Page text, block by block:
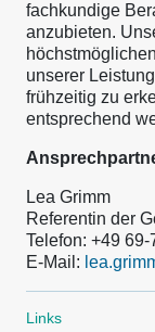
fachkundige
anzubieten.
unserer
frühzeitig zu
entsprechend
Lea Grimm
Referentin der
Telefon: +49
E-Mail:
Links